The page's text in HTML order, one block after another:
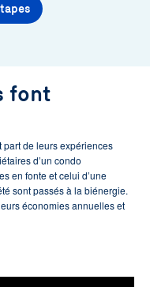
font
part de leurs expériences
d’un condo
en fonte et celui d’une
sont passés à la biénergie.
économies annuelles et